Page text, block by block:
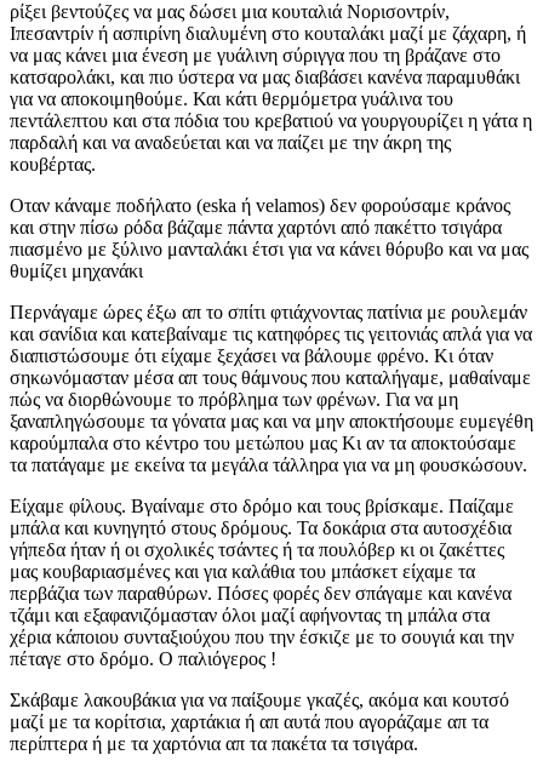
ρίξει βεντούζες να μας δώσει μια κουταλιά Νορισοντρίν,
Ιπεσαντρίν ή ασπιρίνη διαλυμένη στο κουταλάκι μαζί με ζάχαρη, ή
να μας κάνει μια ένεση με γυάλινη σύριγγα που τη βράζανε στο
κατσαρολάκι, και πιο ύστερα να μας διαβάσει κανένα παραμυθάκι
για να αποκοιμηθούμε. Και κάτι θερμόμετρα γυάλινα του
πεντάλεπτου και στα πόδια του κρεβατιού να γουργουρίζει η γάτα η
παρδαλή και να αναδεύεται και να παίζει με την άκρη της
κουβέρτας.
Οταν κάναμε ποδήλατο (eska ή velamos) δεν φορούσαμε κράνος
και στην πίσω ρόδα βάζαμε πάντα χαρτόνι από πακέττο τσιγάρα
πιασμένο με ξύλινο μανταλάκι έτσι για να κάνει θόρυβο και να μας
θυμίζει μηχανάκι
Περνάγαμε ώρες έξω απ το σπίτι φτιάχνοντας πατίνια με ρουλεμάν
και σανίδια και κατεβαίναμε τις κατηφόρες τις γειτονιάς απλά για να
διαπιστώσουμε ότι είχαμε ξεχάσει να βάλουμε φρένο. Κι όταν
σηκωνόμασταν μέσα απ τους θάμνους που καταλήγαμε, μαθαίναμε
πώς να διορθώνουμε το πρόβλημα των φρένων. Για να μη
ξαναπληγώσουμε τα γόνατα μας και να μην αποκτήσουμε ευμεγέθη
καρούμπαλα στο κέντρο του μετώπου μας Κι αν τα αποκτούσαμε
τα πατάγαμε με εκείνα τα μεγάλα τάλληρα για να μη φουσκώσουν.
Είχαμε φίλους. Βγαίναμε στο δρόμο και τους βρίσκαμε. Παίζαμε
μπάλα και κυνηγητό στους δρόμους. Τα δοκάρια στα αυτοσχέδια
γήπεδα ήταν ή οι σχολικές τσάντες ή τα πουλόβερ κι οι ζακέττες
μας κουβαριασμένες και για καλάθια του μπάσκετ είχαμε τα
περβάζια των παραθύρων. Πόσες φορές δεν σπάγαμε και κανένα
τζάμι και εξαφανιζόμασταν όλοι μαζί αφήνοντας τη μπάλα στα
χέρια κάποιου συνταξιούχου που την έσκιζε με το σουγιά και την
πέταγε στο δρόμο. Ο παλιόγερος !
Σκάβαμε λακουβάκια για να παίξουμε γκαζές, ακόμα και κουτσό
μαζί με τα κορίτσια, χαρτάκια ή απ αυτά που αγοράζαμε απ τα
περίπτερα ή με τα χαρτόνια απ τα πακέτα τα τσιγάρα.